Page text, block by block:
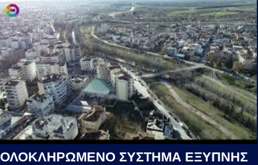
ΟΛΟΚΛΗΡΩΜΕΝΟ ΣΥΣΤΗΜΑ ΕΞΥΠΝΗΣ